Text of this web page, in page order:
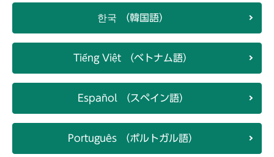
한국 （韓国語）
Tiếng Việt （ベトナム語）
Español （スペイン語）
Português （ポルトガル語）